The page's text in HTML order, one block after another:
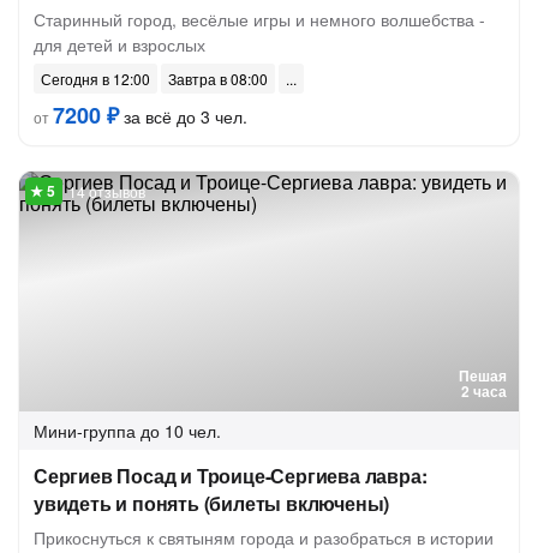
Старинный город, весёлые игры и немного волшебства -
для детей и взрослых
Сегодня в 12:00
Завтра в 08:00
от7200 ₽за всё до 3 чел.
Пешая
2 часа
14 отзывов
Мини-группа до 10 чел.
Сергиев Посад и Троице-Сергиева лавра:
увидеть и понять (билеты включены)
Прикоснуться к святыням города и разобраться в истории